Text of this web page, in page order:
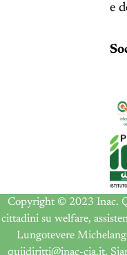
e
Copyright © 2023 Inac.
cittadini su welfare,
Lungotevere
quiidiritti@inac-cia.it.